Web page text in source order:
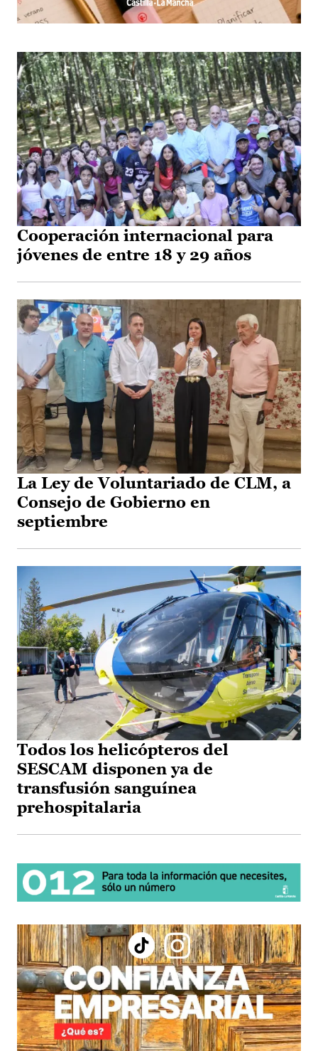
Cooperación internacional para
jóvenes de entre 18 y 29 años
La Ley de Voluntariado de CLM, a
Consejo de Gobierno en
septiembre
Todos los helicópteros del
SESCAM disponen ya de
transfusión sanguínea
prehospitalaria